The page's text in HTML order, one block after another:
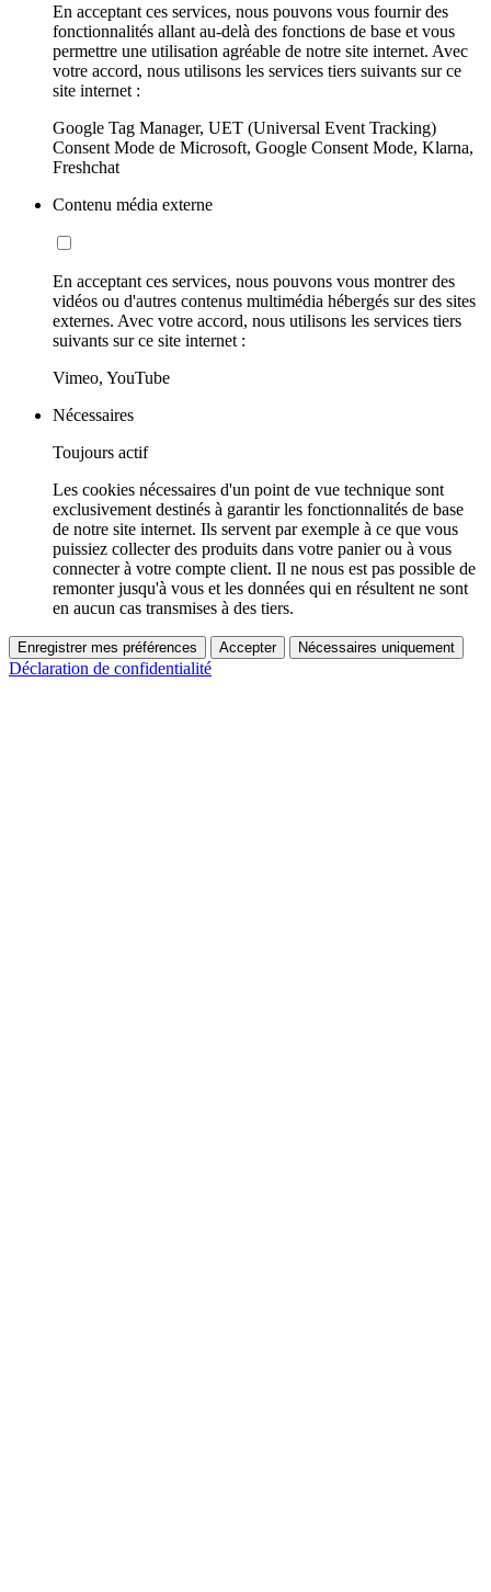
En acceptant ces services, nous pouvons vous fournir des
fonctionnalités allant au-delà des fonctions de base et vous
permettre une utilisation agréable de notre site internet. Avec
votre accord, nous utilisons les services tiers suivants sur ce
site internet :
Google Tag Manager, UET (Universal Event Tracking)
Consent Mode de Microsoft, Google Consent Mode, Klarna,
Freshchat
Contenu média externe
En acceptant ces services, nous pouvons vous montrer des
vidéos ou d'autres contenus multimédia hébergés sur des sites
externes. Avec votre accord, nous utilisons les services tiers
suivants sur ce site internet :
Vimeo, YouTube
Nécessaires
Toujours actif
Les cookies nécessaires d'un point de vue technique sont
exclusivement destinés à garantir les fonctionnalités de base
de notre site internet. Ils servent par exemple à ce que vous
puissiez collecter des produits dans votre panier ou à vous
connecter à votre compte client. Il ne nous est pas possible de
remonter jusqu'à vous et les données qui en résultent ne sont
en aucun cas transmises à des tiers.
Enregistrer mes préférences Accepter Nécessaires uniquement
Déclaration de confidentialité